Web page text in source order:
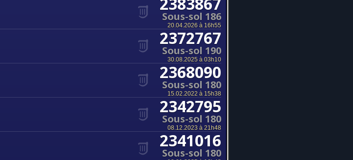
Sous-sol 186
20.04.2026 à 16h55
2372767
Sous-sol 190
30.08.2025 à 03h10
2368090
Sous-sol 180
15.02.2022 à 15h38
2342795
Sous-sol 180
08.12.2023 à 21h48
2341016
Sous-sol 180